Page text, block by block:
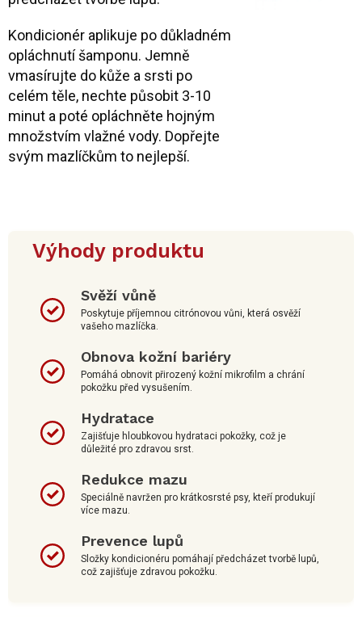
Kondicionér aplikuje po důkladném
opláchnutí šamponu. Jemně
vmasírujte do kůže a srsti po
celém těle, nechte působit 3-10
minut a poté opláchněte hojným
množstvím vlažné vody. Dopřejte
svým mazlíčkům to nejlepší.
Výhody produktu
Svěží vůně
Poskytuje příjemnou citrónovou vůni, která osvěží
vašeho mazlíčka.
Obnova kožní bariéry
Pomáhá obnovit přirozený kožní mikrofilm a chrání
pokožku před vysušením.
Hydratace
Zajišťuje hloubkovou hydrataci pokožky, což je
důležité pro zdravou srst.
Redukce mazu
Speciálně navržen pro krátkosrsté psy, kteří produkují
více mazu.
Prevence lupů
Složky kondicionéru pomáhají předcházet tvorbě lupů,
což zajišťuje zdravou pokožku.